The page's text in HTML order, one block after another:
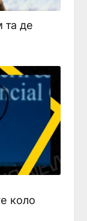
та де
коло